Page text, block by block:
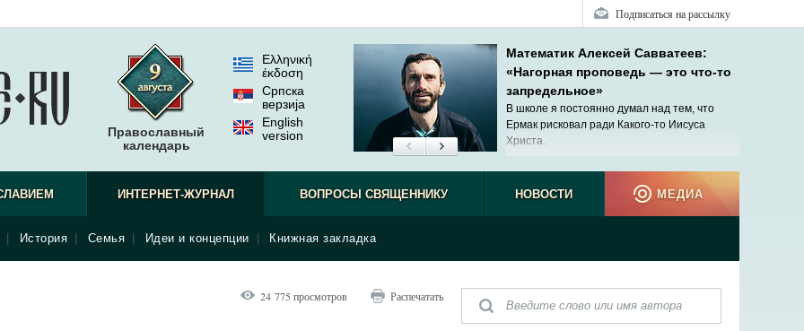
Подписаться на рассылку
Православный
календарь
Ελληνική
έκδοση
Српска
верзиjа
English
version
Математик Алексей Савватеев:
«Нагорная проповедь — это что-то
запредельное»
В школе я постоянно думал над тем, что
Ермак рисковал ради Какого-то Иисуса
Христа.
ИНТЕРНЕТ-ЖУРНАЛ
История Семья Идеи и концепции Книжная закладка
ВОПРОСЫ СВЯЩЕННИКУ НОВОСТИ МЕДИА
24 775 просмотров Распечатать